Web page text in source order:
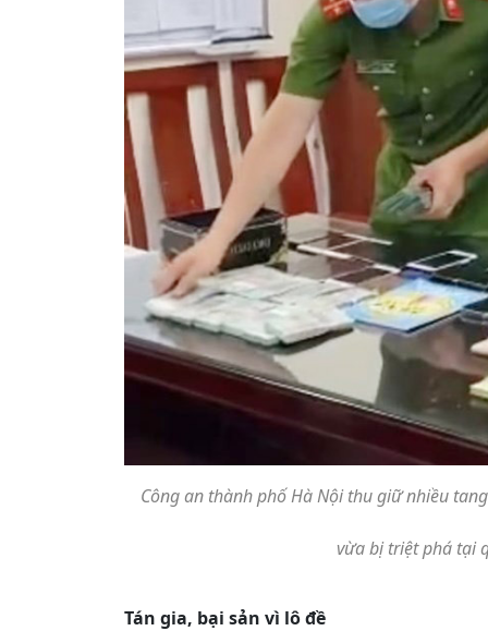
Công an thành phố Hà Nội thu giữ nhiều
vừa bị triệt phá tại
Tán gia, bại sản vì lô đề